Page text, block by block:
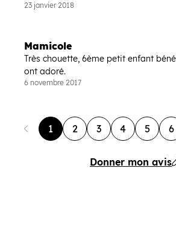
23 janvier 2018
Mamicole
Très chouette, 6ème petit enfant
ont adoré.
6 novembre 2017
1 2 3 4 5 6
Donner mon avis